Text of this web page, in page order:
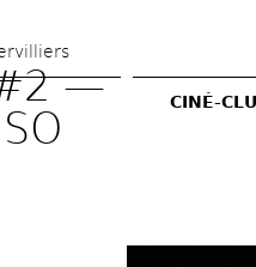
#2 —
CINÉ-